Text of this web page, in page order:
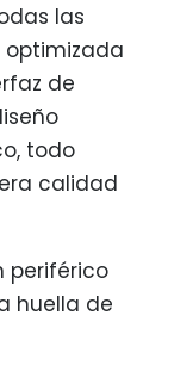
las
de
todo
calidad
periférico
huella de